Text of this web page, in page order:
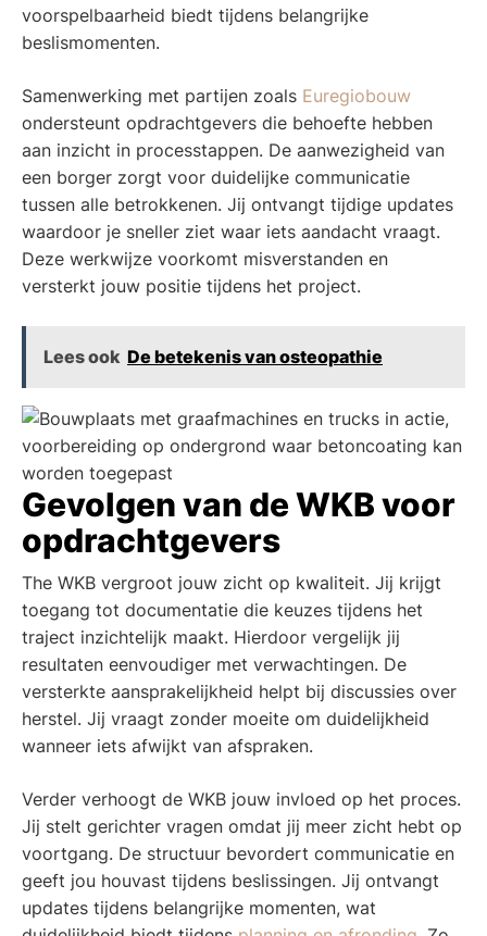
voorspelbaarheid biedt tijdens belangrijke
beslismomenten.
Samenwerking met partijen zoals Euregiobouw
ondersteunt opdrachtgevers die behoefte hebben
aan inzicht in processtappen. De aanwezigheid van
een borger zorgt voor duidelijke communicatie
tussen alle betrokkenen. Jij ontvangt tijdige updates
waardoor je sneller ziet waar iets aandacht vraagt.
Deze werkwijze voorkomt misverstanden en
versterkt jouw positie tijdens het project.
Lees ook De betekenis van osteopathie
Gevolgen van de WKB voor
opdrachtgevers
The WKB vergroot jouw zicht op kwaliteit. Jij krijgt
toegang tot documentatie die keuzes tijdens het
traject inzichtelijk maakt. Hierdoor vergelijk jij
resultaten eenvoudiger met verwachtingen. De
versterkte aansprakelijkheid helpt bij discussies over
herstel. Jij vraagt zonder moeite om duidelijkheid
wanneer iets afwijkt van afspraken.
Verder verhoogt de WKB jouw invloed op het proces.
Jij stelt gerichter vragen omdat jij meer zicht hebt op
voortgang. De structuur bevordert communicatie en
geeft jou houvast tijdens beslissingen. Jij ontvangt
updates tijdens belangrijke momenten, wat